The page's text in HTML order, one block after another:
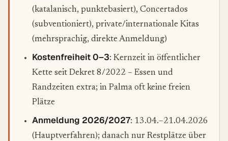
(katalanisch, punktebasiert), Concertados
(subventioniert), private/internationale Kitas
(mehrsprachig, direkte Anmeldung)
Kostenfreiheit 0–3: Kernzeit in öffentlicher
Kette seit Dekret 8/2022 – Essen und
Randzeiten extra; in Palma oft keine freien
Plätze
Anmeldung 2026/2027: 13.04.–21.04.2026
(Hauptverfahren); danach nur Restplätze über